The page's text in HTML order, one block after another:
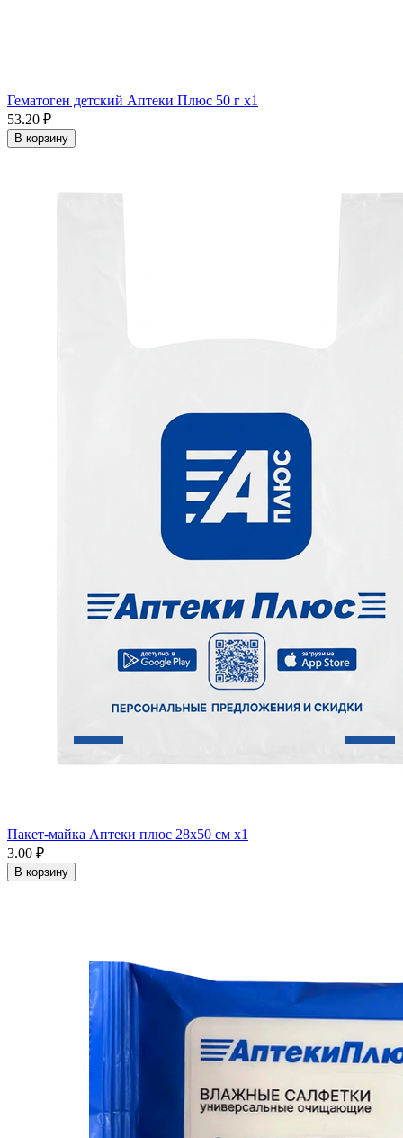
Гематоген детский Аптеки Плюс 50 г x1
53.20 ₽
В корзину
Пакет-майка Аптеки плюс 28х50 см x1
3.00 ₽
В корзину